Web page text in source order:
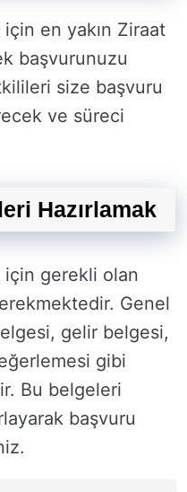
en yakın Ziraat
başvurunuzu
size başvuru
ve süreci
Hazırlamak
için gerekli olan
Genel
gelir belgesi,
gibi
Bu belgeleri
başvuru